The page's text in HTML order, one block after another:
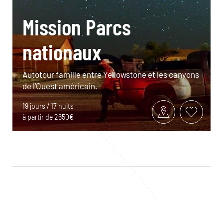
Mission Parcs
nationaux
Autotour famille entre Yellowstone et les canyons
de l’Ouest américain.
19 jours / 17 nuits
à partir de 2650€